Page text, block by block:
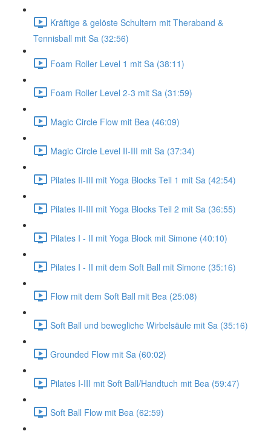
Kräftige & gelöste Schultern mit Theraband &
Tennisball mit Sa (32:56)
Foam Roller Level 1 mit Sa (38:11)
Foam Roller Level 2-3 mit Sa (31:59)
Magic Circle Flow mit Bea (46:09)
Magic Circle Level II-III mit Sa (37:34)
Pilates II-III mit Yoga Blocks Teil 1 mit Sa (42:54)
Pilates II-III mit Yoga Blocks Teil 2 mit Sa (36:55)
Pilates I - II mit Yoga Block mit Simone (40:10)
Pilates I - II mit dem Soft Ball mit Simone (35:16)
Flow mit dem Soft Ball mit Bea (25:08)
Soft Ball und bewegliche Wirbelsäule mit Sa (35:16)
Grounded Flow mit Sa (60:02)
Pilates I-III mit Soft Ball/Handtuch mit Bea (59:47)
Soft Ball Flow mit Bea (62:59)